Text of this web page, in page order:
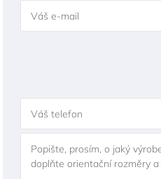
Váš e-mail
Váš telefon
Popište, prosím, o jaký
doplňte orientační rozměry